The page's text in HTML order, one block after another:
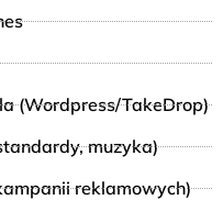
(Wordpress/TakeDrop)
muzyka)
reklamowych)